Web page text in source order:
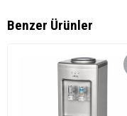
Benzer Ürünler